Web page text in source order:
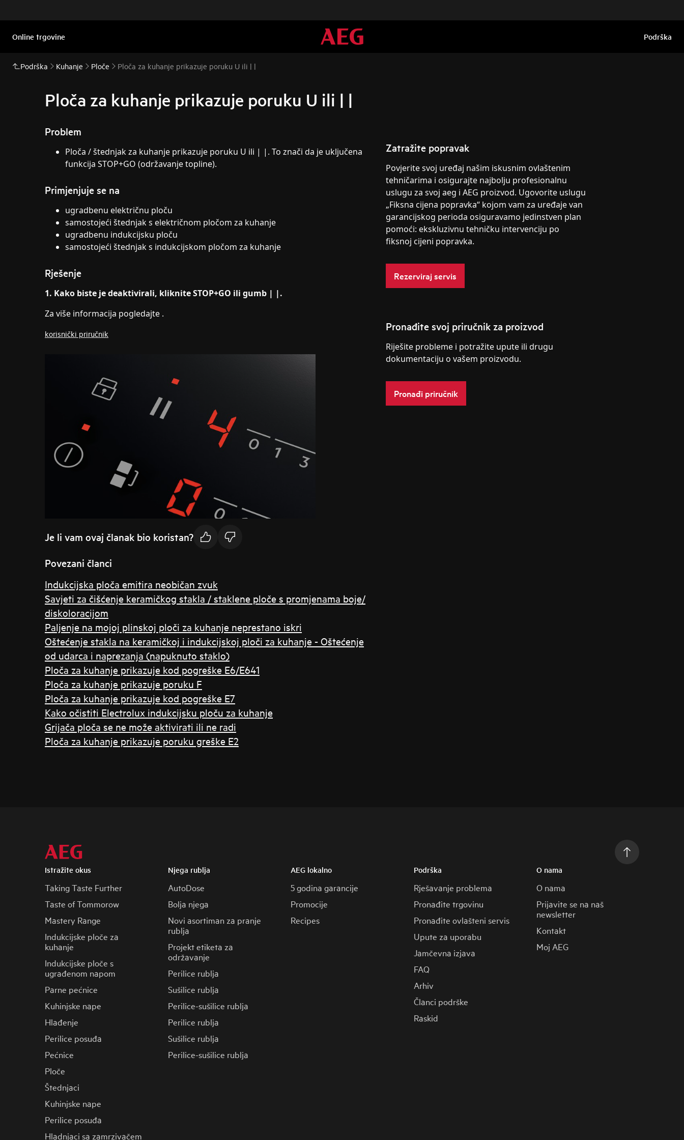
Online trgovine Podrška
Podrška Kuhanje Ploče Ploča za kuhanje prikazuje poruku U ili | |
Ploča za kuhanje prikazuje poruku U ili | |
Problem
Ploča / štednjak za kuhanje prikazuje poruku U ili | |. To znači da je uključena
funkcija STOP+GO (održavanje topline).
Primjenjuje se na
ugradbenu električnu ploču
samostojeći štednjak s električnom pločom za kuhanje
ugradbenu indukcijsku ploču
samostojeći štednjak s indukcijskom pločom za kuhanje
Rješenje
1. Kako biste je deaktivirali, kliknite STOP+GO ili gumb | |.
Za više informacija pogledajte .
korisnički priručnik
Je li vam ovaj članak bio koristan?
Povezani članci
Indukcijska ploča emitira neobičan zvuk
Savjeti za čišćenje keramičkog stakla / staklene ploče s promjenama boje/
diskoloracijom
Paljenje na mojoj plinskoj ploči za kuhanje neprestano iskri
Oštećenje stakla na keramičkoj i indukcijskoj ploči za kuhanje - Oštećenje
od udarca i naprezanja (napuknuto staklo)
Ploča za kuhanje prikazuje kod pogreške E6/E641
Ploča za kuhanje prikazuje poruku F
Ploča za kuhanje prikazuje kod pogreške E7
Kako očistiti Electrolux indukcijsku ploču za kuhanje
Grijača ploča se ne može aktivirati ili ne radi
Ploča za kuhanje prikazuje poruku greške E2
Zatražite popravak
Povjerite svoj uređaj našim iskusnim ovlaštenim
tehničarima i osigurajte najbolju profesionalnu
uslugu za svoj aeg i AEG proizvod. Ugovorite uslugu
„Fiksna cijena popravka“ kojom vam za uređaje van
garancijskog perioda osiguravamo jedinstven plan
pomoći: ekskluzivnu tehničku intervenciju po
fiksnoj cijeni popravka.
Rezerviraj servis
Pronađite svoj priručnik za proizvod
Riješite probleme i potražite upute ili drugu
dokumentaciju o vašem proizvodu.
Pronađi priručnik
Istražite okus
Taking Taste Further
Taste of Tommorow
Mastery Range
Indukcijske ploče za
kuhanje
Indukcijske ploče s
ugrađenom napom
Parne pećnice
Kuhinjske nape
Hlađenje
Perilice posuđa
Pećnice
Ploče
Štednjaci
Kuhinjske nape
Perilice posuđa
Hladnjaci sa zamrzivačem
Njega rublja
AutoDose
Bolja njega
Novi asortiman za pranje
rublja
Projekt etiketa za
održavanje
Perilice rublja
Sušilice rublja
Perilice-sušilice rublja
Perilice rublja
Sušilice rublja
Perilice-sušilice rublja
AEG lokalno
5 godina garancije
Promocije
Recipes
Podrška
Rješavanje problema
Pronađite trgovinu
Pronađite ovlašteni servis
Upute za uporabu
Jamčevna izjava
FAQ
Arhiv
Članci podrške
Raskid
O nama
O nama
Prijavite se na naš
newsletter
Kontakt
Moj AEG